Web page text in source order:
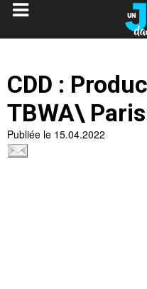
CDD :
TBWA\ Paris
Publiée le 15.04.2022